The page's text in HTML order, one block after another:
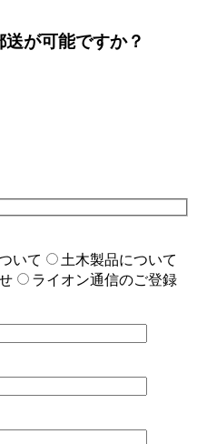
送が可能ですか？
いて
土木製品について
ライオン通信のご登録